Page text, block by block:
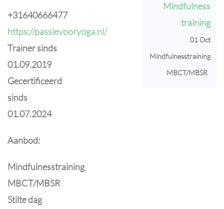
+31640666477
https://passievooryoga.nl/
Trainer sinds
01.09.2019
Gecertificeerd
sinds
01.07.2024
Aanbod:
Mindfulnesstraining
MBCT/MBSR
Stilte dag
Mindfulness
training
01 Oct
Mindfulnesstraining
MBCT/MBSR